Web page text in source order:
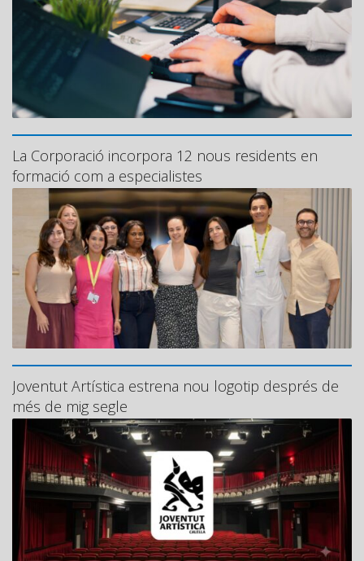
La Corporació incorpora 12 nous residents en
formació com a especialistes
Joventut Artística estrena nou logotip després de
més de mig segle